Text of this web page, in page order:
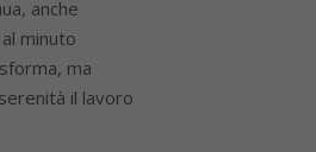
anche
minuto
ma
il lavoro